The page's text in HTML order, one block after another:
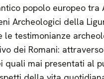
popolo europeo
Archeologici della
le testimonianze
dei Romani:
quali mai presentati al